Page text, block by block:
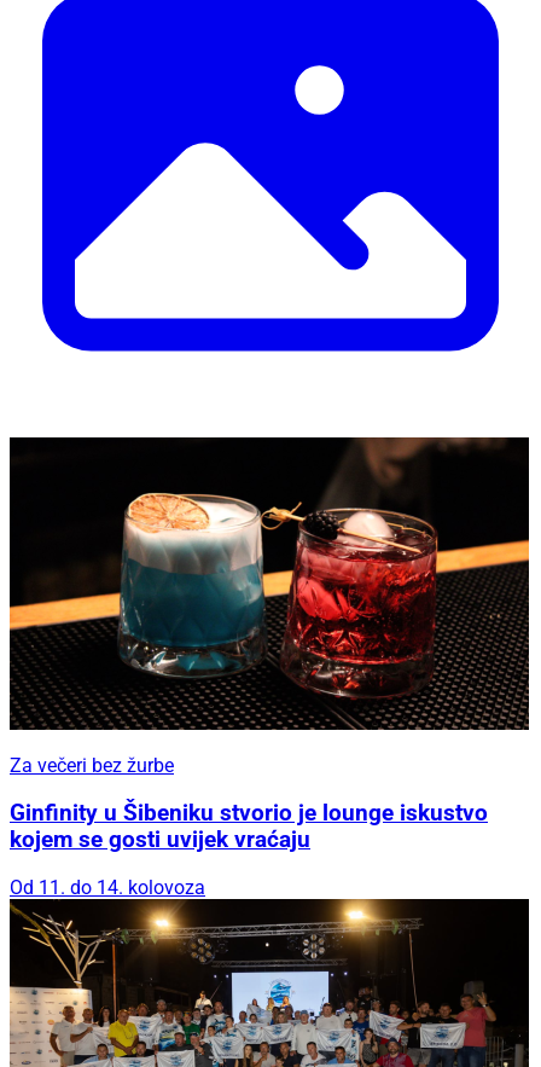
Za večeri bez žurbe
Ginfinity u Šibeniku stvorio je lounge iskustvo
kojem se gosti uvijek vraćaju
Od 11. do 14. kolovoza